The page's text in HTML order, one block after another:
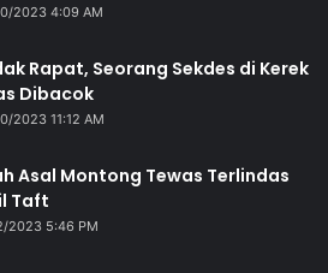
2023 4:09 AM
Rapat, Seorang Sekdes di Kerek
Dibacok
2023 11:12 AM
Asal Montong Tewas Terlindas
Taft
2023 5:46 PM